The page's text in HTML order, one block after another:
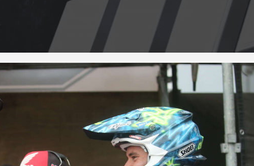
TICKET
MSP Motosports Promotion TOP